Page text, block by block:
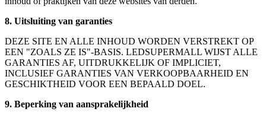
8. Uitsluiting van garanties
DEZE SITE EN ALLE INHOUD WORDEN VERSTREKT OP
EEN "ZOALS ZE IS"-BASIS. LEDSUPERMALL WIJST ALLE
GARANTIES AF, UITDRUKKELIJK OF IMPLICIET,
INCLUSIEF GARANTIES VAN VERKOOPBAARHEID EN
GESCHIKTHEID VOOR EEN BEPAALD DOEL.
9. Beperking van aansprakelijkheid